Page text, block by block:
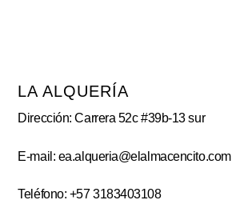
LA ALQUERÍA
Dirección: Carrera 52c #39b-13 sur
E-mail: ea.alqueria@elalmacencito.com
Teléfono: +57 3183403108